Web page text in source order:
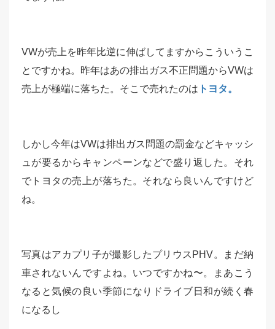
VWが売上を昨年比逆に伸ばしてますからこういうこ
とですかね。昨年はあの排出ガス不正問題からVWは
売上が極端に落ちた。そこで売れたのは トヨタ。
しかし今年はVWは排出ガス問題の罰金などキャッシ
ュが要るからキャンペーンなどで盛り返した。それ
でトヨタの売上が落ちた。それなら良いんですけど
ね。
写真はアカプリ子が撮影したプリウスPHV。まだ納
車されないんですよね。いつですかね〜。まあこう
なると気候の良い季節になりドライブ日和が続く春
になるし